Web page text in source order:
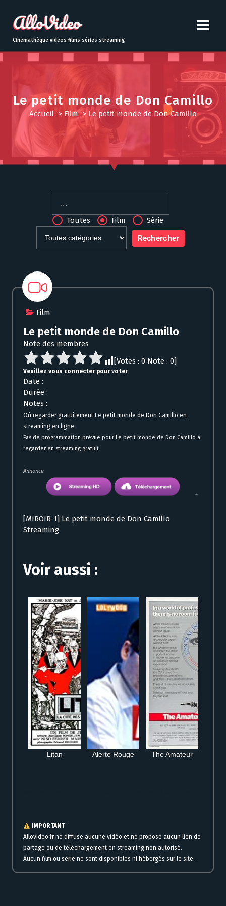
t
o
Cinémathèque vidéos films séries streaming
Le petit monde de Don Camillo
Accueil > Film> Le petit monde de Don Camillo
Toutes Film Série
Film
Le petit monde de Don Camillo
Note des membres
[Votes : 0 Note : 0]
Veuillez vous connecter pour voter
Date :
Durée :
Notes :
Où regarder gratuitement Le petit monde de Don Camillo en
streaming en ligne
Pas de programmation prévue pour Le petit monde de Don Camillo à
regarder en streaming gratuit
Annonce
[MIROIR-1] Le petit monde de Don Camillo
Streaming
Voir aussi :
Litan Alerte Rouge The Amateur
IMPORTANT
Allovideo.fr ne diffuse aucune vidéo et ne propose aucun lien de
partage ou de téléchargement en streaming non autorisé.
Aucun film ou série ne sont disponibles ni hébergés sur le site.